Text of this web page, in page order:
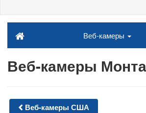
Веб-камеры
Веб-камеры
Веб-камеры США